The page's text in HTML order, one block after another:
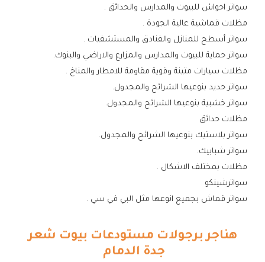
سواتر احواش للبيوت والمدارس والحدائق .
مظلات قماشية عالية الجودة .
سواتر أسطح للمنازل والفنادق والمستشفيات .
سواتر حماية للبيوت والمدارس والمزارع والاراضي والبنوك.
مظلات سيارات متينة وقوية مقاومة للامطار والمناخ .
سواتر حديد بنوعيها الشرائح والمجدول.
سواتر خشبية بنوعيها الشرائح والمجدول.
مظلات حدائق
سواتر بلاستيك بنوعيها الشرائح والمجدول.
سواتر شبابيك.
مظلات بمختلف الاشكال .
سواترشينكو
سواتر قماش بجميع انوعها مثل البي في سي .
هناجر برجولات مستودعات بيوت شعر
جدة الدمام